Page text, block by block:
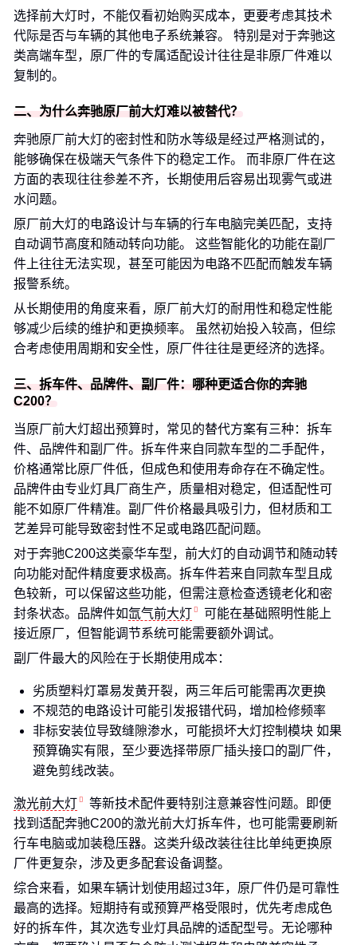
选择前大灯时，不能仅看初始购买成本，更要考虑其技术
代际是否与车辆的其他电子系统兼容。 特别是对于奔驰这
类高端车型，原厂件的专属适配设计往往是非原厂件难以
复制的。
二、为什么奔驰原厂前大灯难以被替代？
奔驰原厂前大灯的密封性和防水等级是经过严格测试的，
能够确保在极端天气条件下的稳定工作。 而非原厂件在这
方面的表现往往参差不齐，长期使用后容易出现雾气或进
水问题。
原厂前大灯的电路设计与车辆的行车电脑完美匹配，支持
自动调节高度和随动转向功能。 这些智能化的功能在副厂
件上往往无法实现，甚至可能因为电路不匹配而触发车辆
报警系统。
从长期使用的角度来看，原厂前大灯的耐用性和稳定性能
够减少后续的维护和更换频率。 虽然初始投入较高，但综
合考虑使用周期和安全性，原厂件往往是更经济的选择。
三、拆车件、品牌件、副厂件：哪种更适合你的奔驰
C200？
当原厂前大灯超出预算时，常见的替代方案有三种：拆车
件、品牌件和副厂件。拆车件来自同款车型的二手配件，
价格通常比原厂件低，但成色和使用寿命存在不确定性。
品牌件由专业灯具厂商生产，质量相对稳定，但适配性可
能不如原厂件精准。副厂件价格最具吸引力，但材质和工
艺差异可能导致密封性不足或电路匹配问题。
对于奔驰C200这类豪华车型，前大灯的自动调节和随动转
向功能对配件精度要求极高。拆车件若来自同款车型且成
色较新，可以保留这些功能，但需注意检查透镜老化和密
封条状态。品牌件如氙气前大灯
可能在基础照明性能上
接近原厂，但智能调节系统可能需要额外调试。
副厂件最大的风险在于长期使用成本：
劣质塑料灯罩易发黄开裂，两三年后可能需再次更换
不规范的电路设计可能引发报错代码，增加检修频率
非标安装位导致缝隙渗水，可能损坏大灯控制模块 如果
预算确实有限，至少要选择带原厂插头接口的副厂件，
避免剪线改装。
激光前大灯
等新技术配件要特别注意兼容性问题。即便
找到适配奔驰C200的激光前大灯拆车件，也可能需要刷新
行车电脑或加装稳压器。这类升级改装往往比单纯更换原
厂件更复杂，涉及更多配套设备调整。
综合来看，如果车辆计划使用超过3年，原厂件仍是可靠性
最高的选择。短期持有或预算严格受限时，优先考虑成色
好的拆车件，其次选专业灯具品牌的适配型号。无论哪种